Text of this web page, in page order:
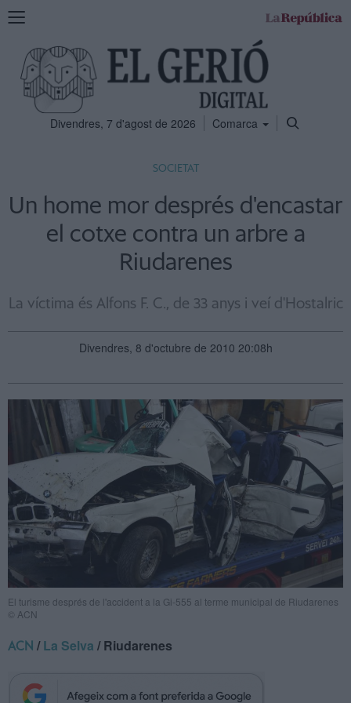
Mostra
navegació
Divendres, 7 d'agost de 2026 Comarca
SOCIETAT
Un home mor després d'encastar
el cotxe contra un arbre a
Riudarenes
La víctima és Alfons F. C., de 33 anys i veí d'Hostalric
Divendres, 8 d'octubre de 2010 20:08h
El turisme després de l'accident a la Gi-555 al terme municipal de Riudarenes
© ACN
ACN /La Selva / Riudarenes